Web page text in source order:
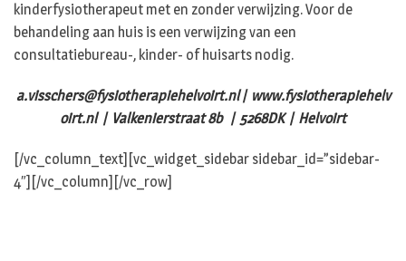
kinderfysiotherapeut met en zonder verwijzing. Voor de
behandeling aan huis is een verwijzing van een
consultatiebureau-, kinder- of huisarts nodig.
a.visschers@fysiotherapiehelvoirt.nl| www.fysiotherapiehelv
oirt.nl| Valkenierstraat 8b | 5268DK | Helvoirt
[/vc_column_text][vc_widget_sidebar sidebar_id=”sidebar-
4″][/vc_column][/vc_row]